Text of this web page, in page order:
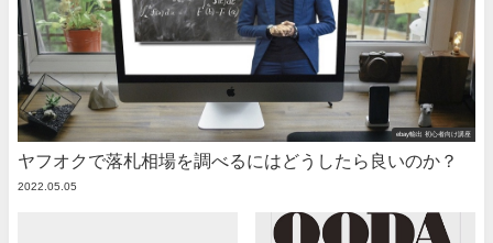
ebay輸出 初心者向け講座
ヤフオクで落札相場を調べるにはどうしたら良いのか？
2022.05.05